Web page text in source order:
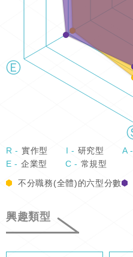
R - 實作型 I - 研究型 A -
E - 企業型 C - 常規型
不分職務(全體)的六型分數
興趣類型